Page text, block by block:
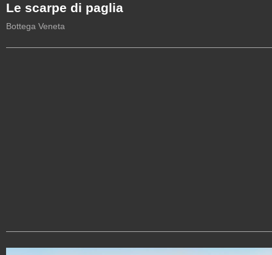
Le scarpe di paglia
Bottega Veneta